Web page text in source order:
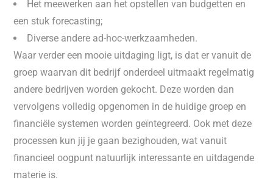
Het meewerken aan het opstellen van budgetten en
een stuk forecasting;
Diverse andere ad-hoc-werkzaamheden.
Waar verder een mooie uitdaging ligt, is dat er vanuit de
groep waarvan dit bedrijf onderdeel uitmaakt regelmatig
andere bedrijven worden gekocht. Deze worden dan
vervolgens volledig opgenomen in de huidige groep en
financiële systemen worden geïntegreerd. Ook met deze
processen kun jij je gaan bezighouden, wat vanuit
financieel oogpunt natuurlijk interessante en uitdagende
materie is.